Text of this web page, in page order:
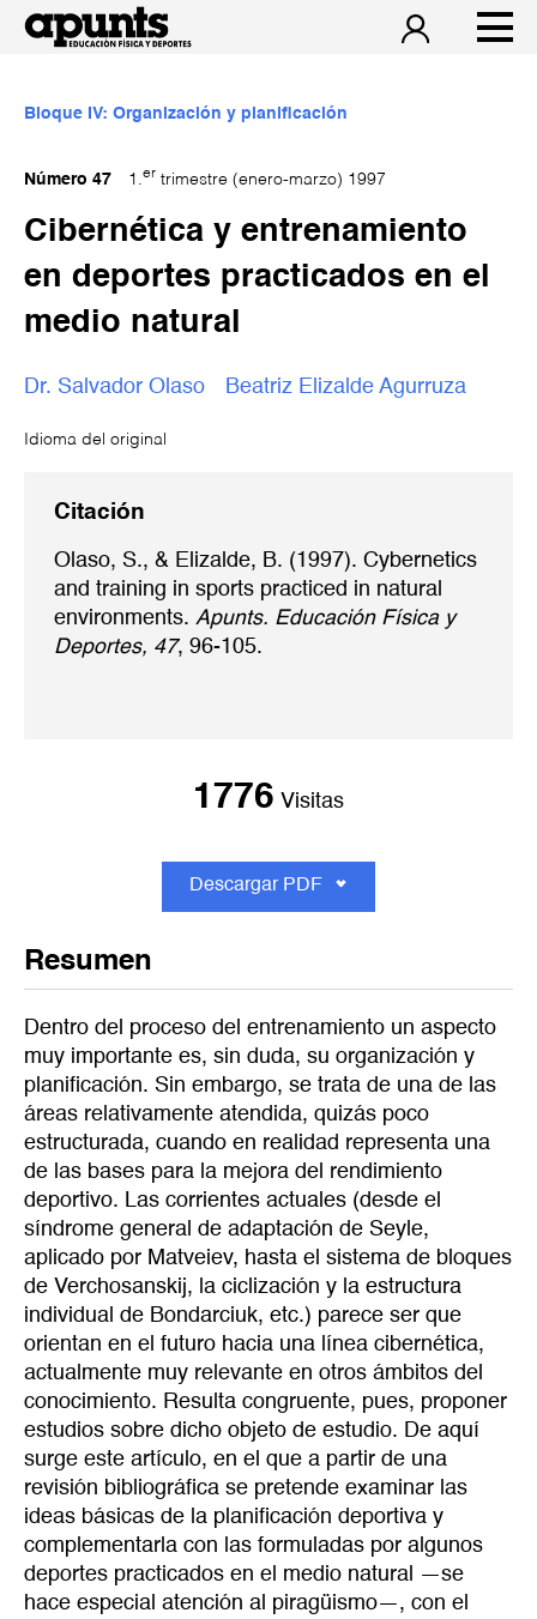
Bloque IV: Organización y planificación
Número 47 1. er trimestre (enero-marzo) 1997
Cibernética y entrenamiento
en deportes practicados en el
medio natural
Dr. Salvador Olaso Beatriz Elizalde Agurruza
Idioma del original
Citación
Olaso, S., & Elizalde, B. (1997). Cybernetics
and training in sports practiced in natural
environments. Apunts. Educación Física y
Deportes, 47, 96-105.
1776 Visitas
Descargar PDF
Resumen
Dentro del proceso del entrenamiento un aspecto
muy importante es, sin duda, su organización y
planificación. Sin embargo, se trata de una de las
áreas relativamente atendida, quizás poco
estructurada, cuando en realidad representa una
de las bases para la mejora del rendimiento
deportivo. Las corrientes actuales (desde el
síndrome general de adaptación de Seyle,
aplicado por Matveiev, hasta el sistema de bloques
de Verchosanskij, la ciclización y la estructura
individual de Bondarciuk, etc.) parece ser que
orientan en el futuro hacia una línea cibernética,
actualmente muy relevante en otros ámbitos del
conocimiento. Resulta congruente, pues, proponer
estudios sobre dicho objeto de estudio. De aquí
surge este artículo, en el que a partir de una
revisión bibliográfica se pretende examinar las
ideas básicas de la planificación deportiva y
complementarla con las formuladas por algunos
deportes practicados en el medio natural —se
hace especial atención al piragüismo—, con el